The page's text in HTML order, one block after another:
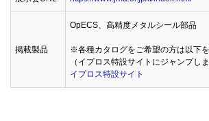
掲載製品
OpECS、高精度メタルシール部品
※各種カタログをご希望の方は以下を
（イプロス特設サイトにジャンプしま
イプロス特設サイト